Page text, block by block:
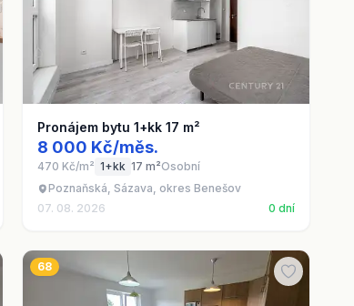
Pronájem bytu 1+kk 17 m²
8 000 Kč/měs.
470 Kč/m² 1+kk 17 m²Osobní
Poznaňská, Sázava, okres Benešov
07. 08. 2026
0 dní
68